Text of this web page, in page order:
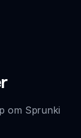
om Sprunki